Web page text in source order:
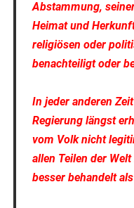
Abstammung,
Heimat und
religiösen oder
benachteiligt oder
In jeder anderen
Regierung längst
vom Volk nicht
allen Teilen der
besser behandelt